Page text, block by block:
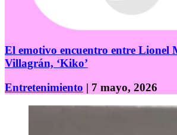
El emotivo encuentro entre Lionel
Villagrán, ‘Kiko’
Entretenimiento | 7 mayo, 2026